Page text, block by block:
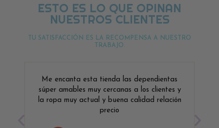
ESTO ES LO QUE OPINAN
NUESTROS CLIENTES
TU SATISFACCIÓN ES LA RECOMPENSA A NUESTRO
TRABAJO.
Me encanta esta tienda las dependientas
súper amables muy cercanas a los clientes y
la ropa muy actual y buena calidad relación
precio